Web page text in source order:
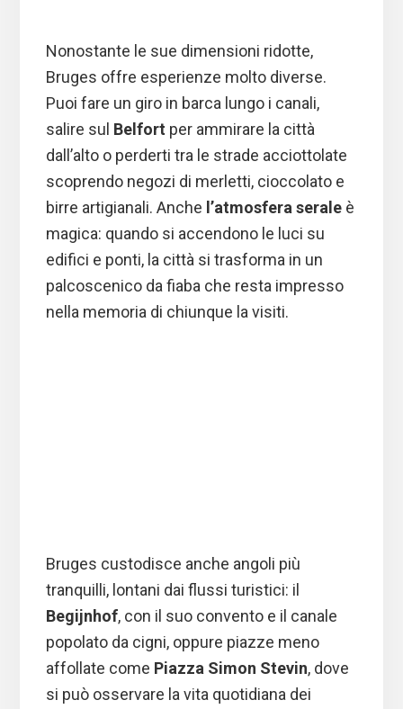
Nonostante le sue dimensioni ridotte,
Bruges offre esperienze molto diverse.
Puoi fare un giro in barca lungo i canali,
salire sul Belfort per ammirare la città
dall’alto o perderti tra le strade acciottolate
scoprendo negozi di merletti, cioccolato e
birre artigianali. Anche l’atmosfera seraleè
magica: quando si accendono le luci su
edifici e ponti, la città si trasforma in un
palcoscenico da fiaba che resta impresso
nella memoria di chiunque la visiti.
Bruges custodisce anche angoli più
tranquilli, lontani dai flussi turistici: il
Begijnhof, con il suo convento e il canale
popolato da cigni, oppure piazze meno
affollate come Piazza Simon Stevin, dove
si può osservare la vita quotidiana dei